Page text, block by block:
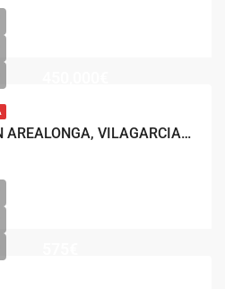
CHALET DE PIEDRA EN AREALONGA, VILAGARCIA DE AROUSA